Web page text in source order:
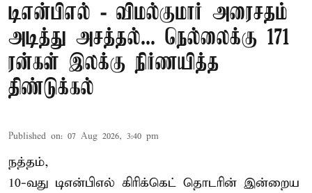
டிஎன்பிஎல் - விமல்குமார் அரைசதம்
அடித்து அசத்தல்... நெல்லைக்கு 171
ரன்கள் இலக்கு நிர்ணயித்த
திண்டுக்கல்
Published on: 07 Aug 2026, 3:40 pm
நத்தம்,
10-வது டிஎன்பிஎல் கிரிக்கெட் தொடரின் இன்றைய